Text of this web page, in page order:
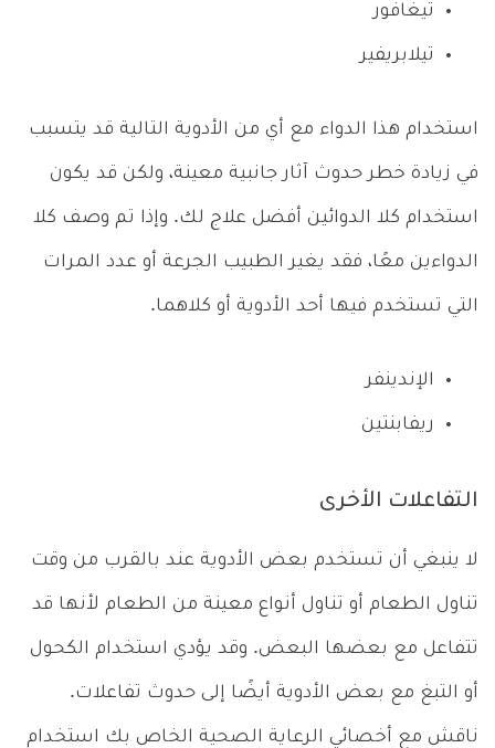
تيغافور
تيلابريفير
استخدام هذا الدواء مع أي من الأدوية التالية قد يتسبب
في زيادة خطر حدوث آثار جانبية معينة، ولكن قد يكون
استخدام كلا الدوائين أفضل علاج لك. وإذا تم وصف كلا
الدواءين معًا، فقد يغير الطبيب الجرعة أو عدد المرات
التي تستخدم فيها أحد الأدوية أو كلاهما.
الإندينفر
ريفابنتين
التفاعلات الأخرى
لا ينبغي أن تستخدم بعض الأدوية عند بالقرب من وقت
تناول الطعام أو تناول أنواع معينة من الطعام لأنها قد
تتفاعل مع بعضها البعض. وقد يؤدي استخدام الكحول
أو التبغ مع بعض الأدوية أيضًا إلى حدوث تفاعلات.
ناقش مع أخصائي الرعاية الصحية الخاص بك استخدام